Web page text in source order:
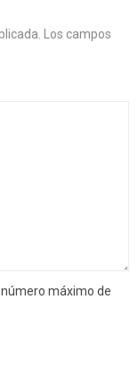
Los campos
máximo de